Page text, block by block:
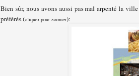
Bien sûr, nous avons aussi pas mal arpenté la
préférés (cliquer pour zoomer):